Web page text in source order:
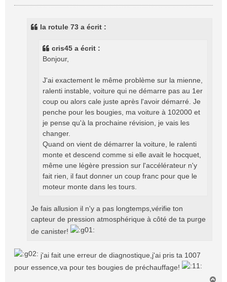
e
la rotule 73 a écrit :
cris45 a écrit :
Bonjour,
J'ai exactement le même problème sur la mienne,
ralenti instable, voiture qui ne démarre pas au 1er
coup ou alors cale juste après l'avoir démarré. Je
penche pour les bougies, ma voiture à 102000 et
je pense qu'à la prochaine révision, je vais les
changer.
Quand on vient de démarrer la voiture, le ralenti
monte et descend comme si elle avait le hocquet,
même une légère pression sur l'accélérateur n'y
fait rien, il faut donner un coup franc pour que le
moteur monte dans les tours.
Je fais allusion il n'y a pas longtemps,vérifie ton
capteur de pression atmosphérique à côté de ta purge
de canister!
j'ai fait une erreur de diagnostique,j'ai pris ta 1007
pour essence,va pour tes bougies de préchauffage!